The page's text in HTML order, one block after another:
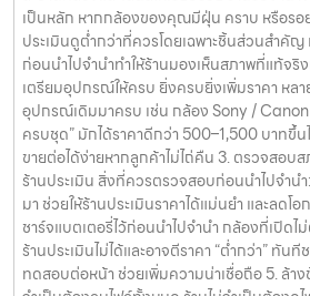
เป็นหลัก หากกล้องของคุณมีฝุ่น คราบ หรือรอ
ประเมินดูต่ำกว่าที่ควรโดยเฉพาะชิ้นส่วนสำคัญ
ก่อนนำไปจำนำทำให้ร้านมองเห็นสภาพที่แท้จริ
เตรียมอุปกรณ์ให้ครบ ยิ่งครบยิ่งเพิ่มราคา หลา
อุปกรณ์เดิมมาครบ เช่น กล้อง Sony /
ครบชุด” มักได้ราคาดีกว่า 500–1,500 บาทขึ้น
ขายต่อได้ง่ายหากลูกค้าไม่ไถ่คืน 3. ตรวจสอบ
ร้านประเมิน สิ่งที่ควรตรวจสอบก่อนนำไปจำน
มา ช่วยให้ร้านประเมินราคาได้แม่นยำ และลดโ
ชาร์จแบตเตอรี่ไว้ก่อนนำไปจำนำ กล้องที่เปิดไ
ร้านประเมินไม่ได้และอาจตีราคา “ต่ำกว่า” ทันที
ทดสอบต่อหน้า ช่วยเพิ่มความน่าเชื่อถือ 5. ล้า